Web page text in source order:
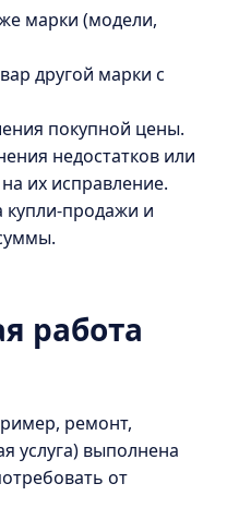
марки (модели,
другой марки с
покупной цены.
недостатков или
их исправление.
купли-продажи и
работа
ремонт,
услуга) выполнена
от